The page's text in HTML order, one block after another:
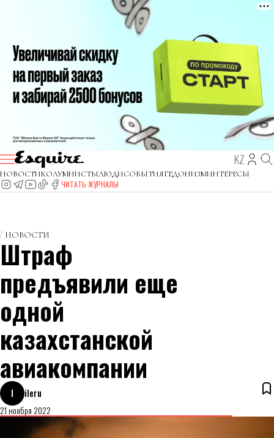
KZ
НОВОСТИКОЛУМНИСТЫЛЮДИСОБЫТИЯГЕДОНИЗМИНТЕРЕСЫ
ЧИТАТЬ ЖУРНАЛЫ
НОВОСТИ
Штраф
предъявили еще
одной
казахстанской
авиакомпании
I
ileru
21 ноября 2022